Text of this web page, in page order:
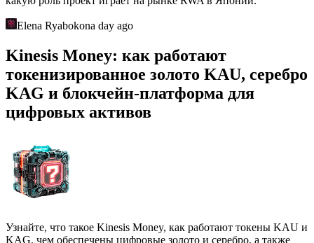
Elena Ryabokona day ago
Kinesis Money: как работают
токенизированное золото KAU, серебро
KAG и блокчейн-платформа для
цифровых активов
Узнайте, что такое Kinesis Money, как работают токены KAU и
KAG, чем обеспечены цифровые золото и серебро, а также